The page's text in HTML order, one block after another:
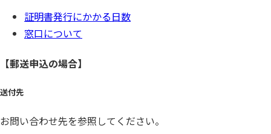
証明書発行にかかる日数
窓口について
【郵送申込の場合】
送付先
お問い合わせ先を参照してください。